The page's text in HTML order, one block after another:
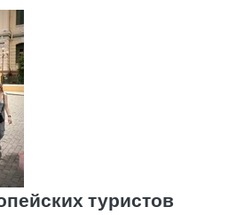
туристов